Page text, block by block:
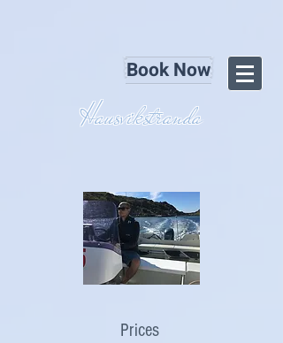
Book Now
Hausvikstranda
Prices